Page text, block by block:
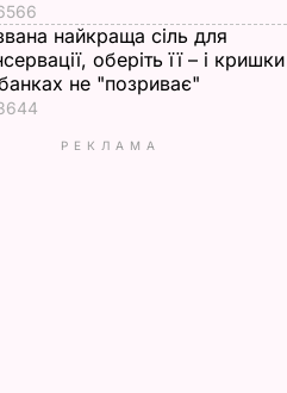
найкраща сіль для
оберіть її – і кришки
не "позриває"
РЕКЛАМА